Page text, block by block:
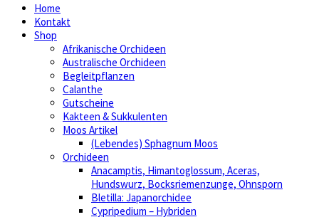
Home
Kontakt
Shop
Afrikanische Orchideen
Australische Orchideen
Begleitpflanzen
Calanthe
Gutscheine
Kakteen & Sukkulenten
Moos Artikel
(Lebendes) Sphagnum Moos
Orchideen
Anacamptis, Himantoglossum, Aceras,
Hundswurz, Bocksriemenzunge, Ohnsporn
Bletilla: Japanorchidee
Cypripedium – Hybriden